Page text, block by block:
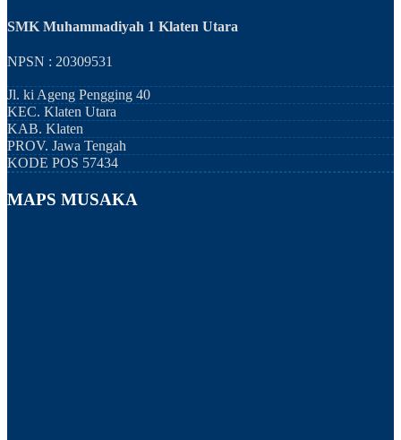
SMK Muhammadiyah 1 Klaten Utara
NPSN : 20309531
Jl. ki Ageng Pengging 40
KEC. Klaten Utara
KAB. Klaten
PROV. Jawa Tengah
KODE POS 57434
MAPS MUSAKA